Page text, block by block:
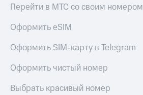
Перейти в МТС со своим номером
Оформить eSIM
Оформить SIM-карту в Telegram
Оформить чистый номер
Выбрать красивый номер